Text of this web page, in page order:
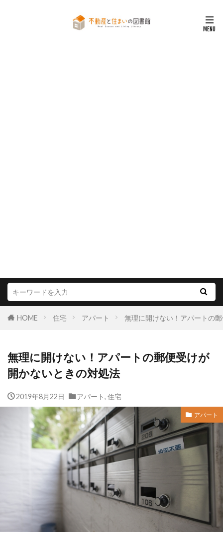
HOME 住宅 アパート 無理に開けない！アパートの
無理に開けない！アパートの郵便受けが
開かないときの対処法
2019年8月22日 アパート, 住宅
アパート